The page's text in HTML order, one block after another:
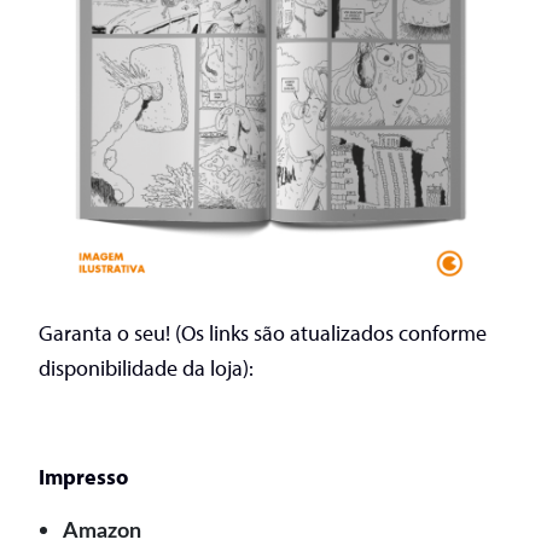
Garanta o seu! (Os links são atualizados conforme
disponibilidade da loja):
Impresso
Amazon